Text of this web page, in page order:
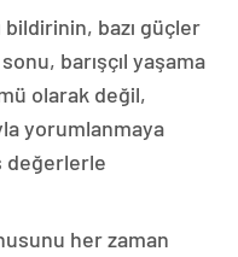
bildirinin, bazı güçler
barışçıl yaşama
olarak değil,
yorumlanmaya
değerlerle
her zaman